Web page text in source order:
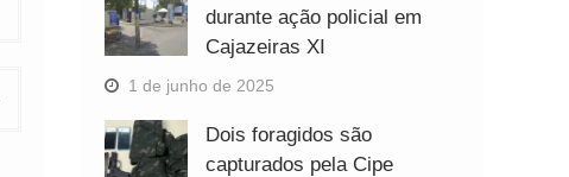
durante ação policial em
Cajazeiras XI
1 de junho de 2025
Dois foragidos são
capturados pela Cipe